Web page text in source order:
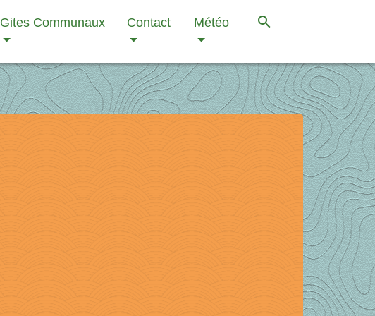
Gites Communaux Contact Météo search